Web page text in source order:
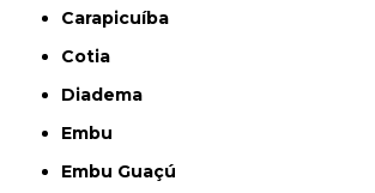
Carapicuíba
Cotia
Diadema
Embu
Embu Guaçú